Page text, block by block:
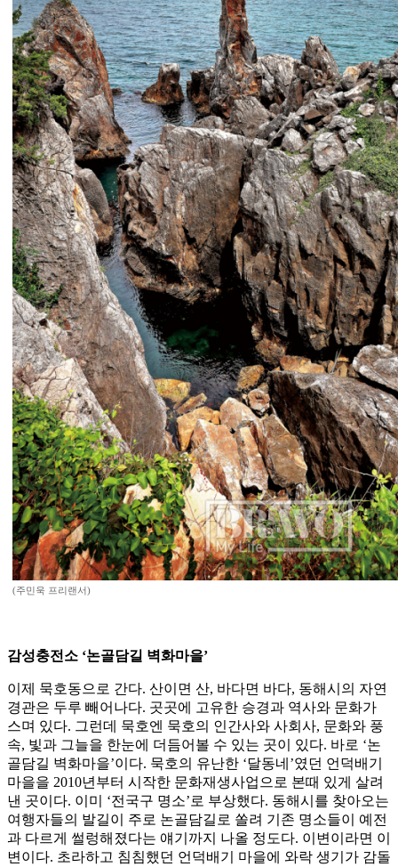
(주민욱 프리랜서)
감성충전소 ‘논골담길 벽화마을’
이제 묵호동으로 간다. 산이면 산, 바다면 바다, 동해시의 자연
경관은 두루 빼어나다. 곳곳에 고유한 승경과 역사와 문화가
스며 있다. 그런데 묵호엔 묵호의 인간사와 사회사, 문화와 풍
속, 빛과 그늘을 한눈에 더듬어볼 수 있는 곳이 있다. 바로 ‘논
골담길 벽화마을’이다. 묵호의 유난한 ‘달동네’였던 언덕배기
마을을 2010년부터 시작한 문화재생사업으로 본때 있게 살려
낸 곳이다. 이미 ‘전국구 명소’로 부상했다. 동해시를 찾아오는
여행자들의 발길이 주로 논골담길로 쏠려 기존 명소들이 예전
과 다르게 썰렁해졌다는 얘기까지 나올 정도다. 이변이라면 이
변이다. 초라하고 침침했던 언덕배기 마을에 와락 생기가 감돌